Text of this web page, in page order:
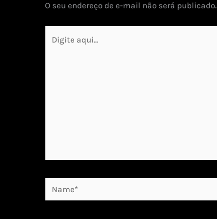
O seu endereço de e-mail não será publicado.
aqui...
Name*